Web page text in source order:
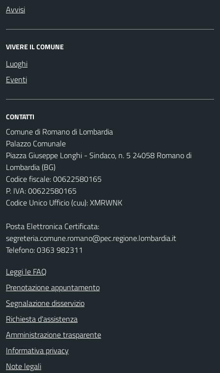
Avvisi
VIVERE IL COMUNE
Luoghi
Eventi
CONTATTI
Comune di Romano di Lombardia
Palazzo Comunale
Piazza Giuseppe Longhi - Sindaco, n. 5 24058 Romano di
Lombardia (BG)
Codice fiscale: 00622580165
P. IVA: 00622580165
Codice Unico Ufficio (cuu): XMRWNK
Posta Elettronica Certificata:
segreteria.comune.romano@pec.regione.lombardia.it
Telefono: 0363 982311
Leggi le FAQ
Prenotazione appuntamento
Segnalazione disservizio
Richiesta d'assistenza
Amministrazione trasparente
Informativa privacy
Note legali